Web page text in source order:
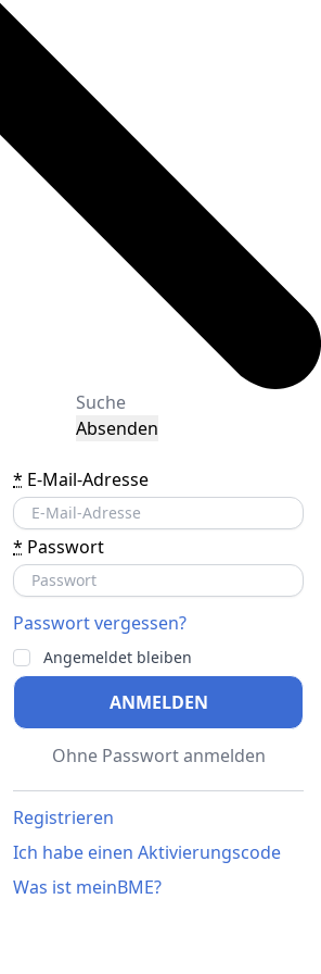
Absenden
* E-Mail-Adresse
* Passwort
Passwort vergessen?
Angemeldet bleiben
ANMELDEN
Ohne Passwort anmelden
Registrieren
Ich habe einen Aktivierungscode
Was ist meinBME?